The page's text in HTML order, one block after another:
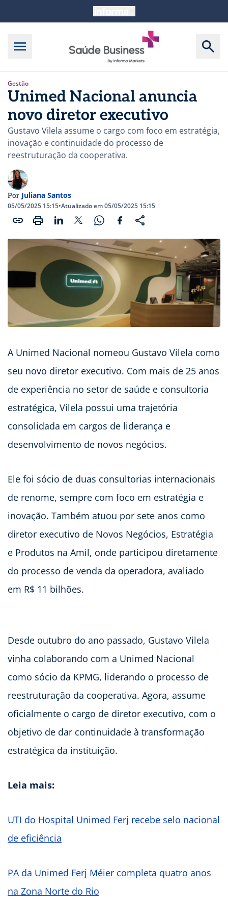
Gestão
Unimed Nacional anuncia
novo diretor executivo
Gustavo Vilela assume o cargo com foco em estratégia,
inovação e continuidade do processo de
reestruturação da cooperativa.
Por Juliana Santos
05/05/2025 15:15•Atualizado em 05/05/2025 15:15
A Unimed Nacional nomeou Gustavo Vilela como
seu novo diretor executivo. Com mais de 25 anos
de experiência no setor de saúde e consultoria
estratégica, Vilela possui uma trajetória
consolidada em cargos de liderança e
desenvolvimento de novos negócios.
Ele foi sócio de duas consultorias internacionais
de renome, sempre com foco em estratégia e
inovação. Também atuou por sete anos como
diretor executivo de Novos Negócios, Estratégia
e Produtos na Amil, onde participou diretamente
do processo de venda da operadora, avaliado
em R$ 11 bilhões.
Desde outubro do ano passado, Gustavo Vilela
vinha colaborando com a Unimed Nacional
como sócio da KPMG, liderando o processo de
reestruturação da cooperativa. Agora, assume
oficialmente o cargo de diretor executivo, com o
objetivo de dar continuidade à transformação
estratégica da instituição.
Leia mais:
UTI do Hospital Unimed Ferj recebe selo nacional
de eficiência
PA da Unimed Ferj Méier completa quatro anos
na Zona Norte do Rio